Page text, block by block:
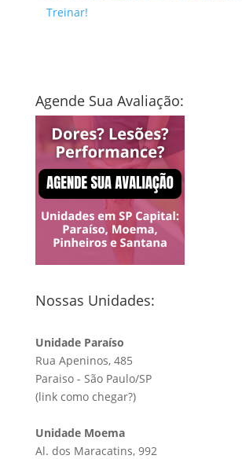
Treinar!
Agende Sua Avaliação:
Nossas Unidades:
Unidade Paraíso
Rua Apeninos, 485
Paraiso - São Paulo/SP
(link como chegar?)
Unidade Moema
Al. dos Maracatins, 992